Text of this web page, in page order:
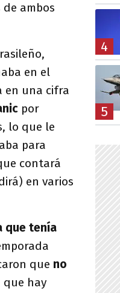
ambos
en el
en una cifra
por
lo que le
para
contará
en varios
que tenía
que no
que hay
4
5